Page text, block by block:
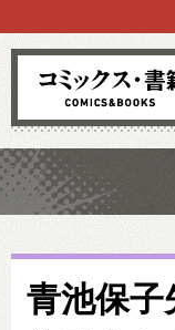
コミックス
青池保子